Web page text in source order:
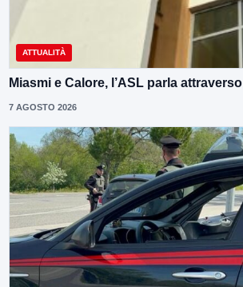
ATTUALITÀ
Miasmi e Calore, l’ASL parla
7 AGOSTO 2026